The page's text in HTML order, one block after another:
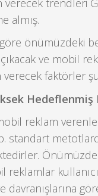
almış.
önümüzdeki
ve mobil
faktörler
Hedeflenmiş
reklam
standart
reklamlar
davranışlarına